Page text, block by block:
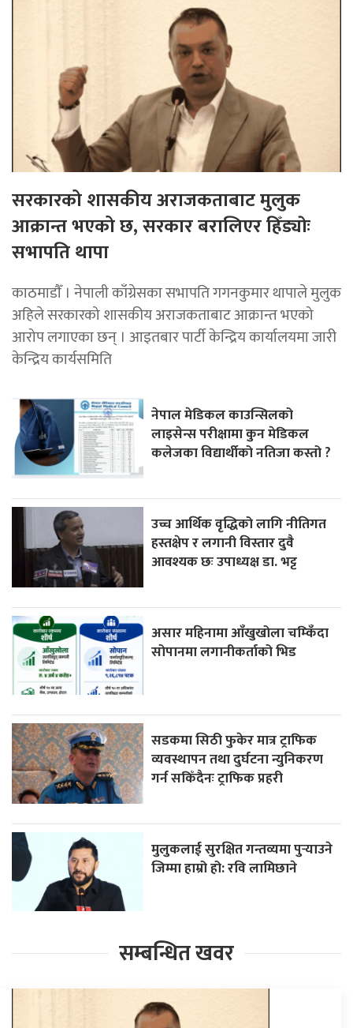
सरकारको शासकीय अराजकताबाट मुलुक
आक्रान्त भएको छ, सरकार बरालिएर हिँड्याेः
सभापति थापा
काठमाडाैँ । नेपाली काँग्रेसका सभापति गगनकुमार थापाले मुलुक
अहिले सरकारको शासकीय अराजकताबाट आक्रान्त भएको
आरोप लगाएका छन् । आइतबार पार्टी केन्द्रिय कार्यालयमा जारी
केन्द्रिय कार्यसमिति
नेपाल मेडिकल काउन्सिलको
लाइसेन्स परीक्षामा कुन मेडिकल
कलेजका विद्यार्थीको नतिजा कस्तो ?
उच्च आर्थिक वृद्धिको लागि नीतिगत
हस्तक्षेप र लगानी विस्तार दुवै
आवश्यक छः उपाध्यक्ष डा. भट्ट
असार महिनामा आँखुखोला चम्किँदा
सोपानमा लगानीकर्ताको भिड
सडकमा सिठी फुकेर मात्र ट्राफिक
व्यवस्थापन तथा दुर्घटना न्युनिकरण
गर्न सकिँदैनः ट्राफिक प्रहरी
मुलुकलाई सुरक्षित गन्तव्यमा पुर्‍याउने
जिम्मा हाम्रो हो: रवि लामिछाने
सम्बन्धित खवर